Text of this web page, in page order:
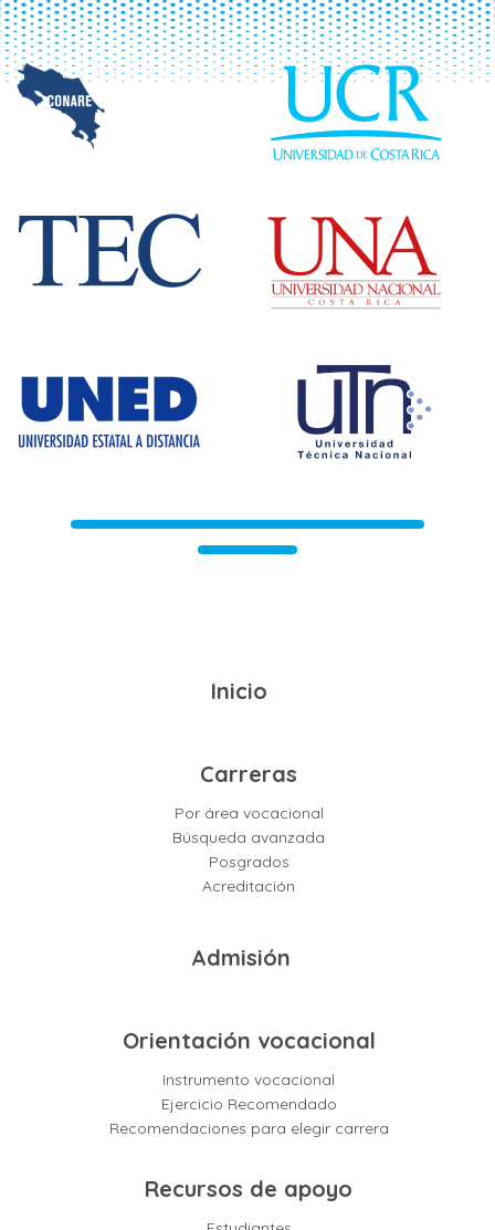
Inicio
Carreras
Por área vocacional
Búsqueda avanzada
Posgrados
Acreditación
Admisión
Orientación vocacional
Instrumento vocacional
Ejercicio Recomendado
Recomendaciones para elegir carrera
Recursos de apoyo